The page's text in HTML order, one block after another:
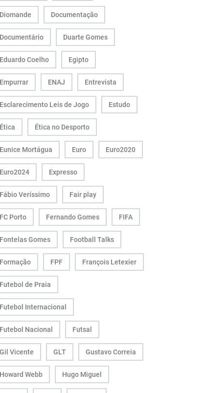
Diomande Documentação
Documentário Duarte Gomes
Eduardo Coelho Egipto
Empurrar ENAJ Entrevista
Esclarecimento Leis de Jogo Estudo
Ética Ética no Desporto
Eunice Mortágua Euro Euro2020
Euro2024 Expresso
Fábio Veríssimo Fair play
FC Porto Fernando Gomes FIFA
Fontelas Gomes Football Talks
Formação FPF François Letexier
Futebol de Praia
Futebol Internacional
Futebol Nacional Futsal
Gil Vicente GLT Gustavo Correia
Howard Webb Hugo Miguel